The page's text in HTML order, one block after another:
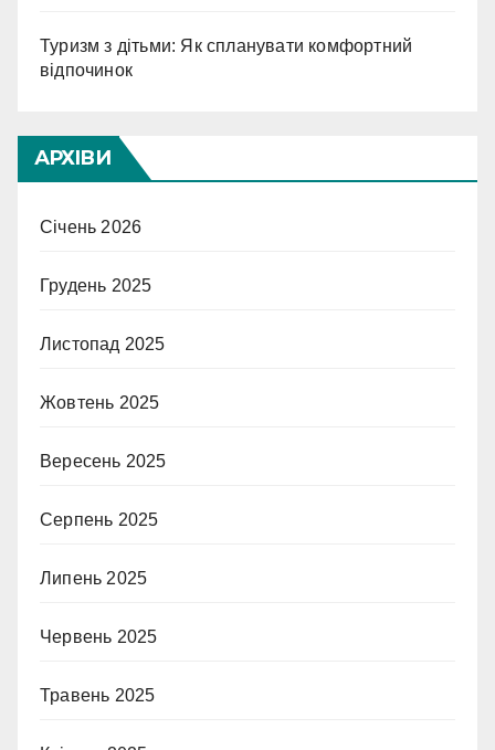
Туризм з дітьми: Як спланувати комфортний
відпочинок
АРХІВИ
Січень 2026
Грудень 2025
Листопад 2025
Жовтень 2025
Вересень 2025
Серпень 2025
Липень 2025
Червень 2025
Травень 2025